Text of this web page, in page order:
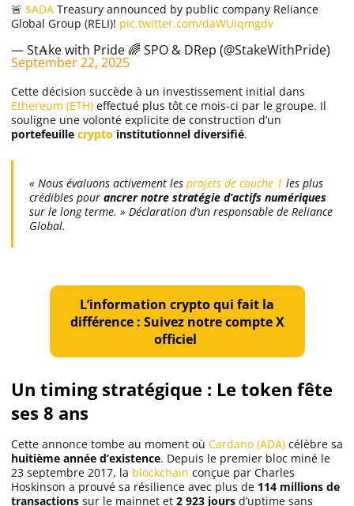
🚨 $ADA Treasury announced by public company Reliance
Global Group (RELI)! pic.twitter.com/daWUiqmgdv
— St₳ke with Pride 🌈 SPO & DRep (@StakeWithPride)
September 22, 2025
Cette décision succède à un investissement initial dans
Ethereum (ETH) effectué plus tôt ce mois-ci par le groupe. Il
souligne une volonté explicite de construction d’un
portefeuille crypto institutionnel diversifié.
« Nous évaluons activement les projets de couche 1 les plus
crédibles pour ancrer notre stratégie d’actifs numériques
sur le long terme. » Déclaration d’un responsable de Reliance
Global.
L’information crypto qui fait la
différence : Suivez notre compte X
officiel
Un timing stratégique : Le token fête
ses 8 ans
Cette annonce tombe au moment où Cardano (ADA) célèbre sa
huitième année d’existence. Depuis le premier bloc miné le
23 septembre 2017, la blockchain conçue par Charles
Hoskinson a prouvé sa résilience avec plus de 114 millions de
transactions sur le mainnet et 2 923 jours d’uptime sans